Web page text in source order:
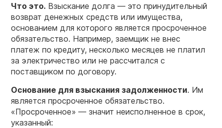
Что это. Взыскание долга — это принудительный
возврат денежных средств или имущества,
основанием для которого является просроченное
обязательство. Например, заемщик не внес
платеж по кредиту, несколько месяцев не платил
за электричество или не рассчитался с
поставщиком по договору.
Основание для взыскания задолженности. Им
является просроченное обязательство.
«Просроченное» — значит неисполненное в срок,
указанный: